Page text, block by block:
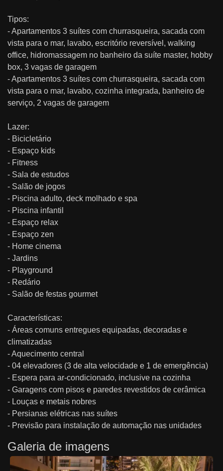
Tipos:
- Apartamentos 3 suítes com churrasqueira, sacada com
vista para o mar, lavabo, escritório reversível, walking
office, hidromassagem no banheiro da suíte master, hobby
box, 3 vagas de garagem
- Apartamentos 3 suítes com churrasqueira, sacada com
vista para o mar, lavabo, cozinha integrada, banheiro de
serviço, 2 vagas de garagem
Lazer:
- Bicicletário
- Espaço kids
- Fitness
- Sala de estudos
- Salão de jogos
- Piscina adulto, deck molhado e spa
- Piscina infantil
- Espaço relax
- Espaço zen
- Home cinema
- Jardins
- Playground
- Redário
- Salão de festas gourmet
Características:
- Áreas comuns entregues equipadas, decoradas e
climatizadas
- Aquecimento central
- 04 elevadores (3 de alta velocidade e 1 de emergência)
- Espera para ar-condicionado, inclusive na cozinha
- Garagens com pisos e paredes revestidos de cerâmica
- Louças e metais nobres
- Persianas elétricas nas suítes
- Previsão para instalação de automação nas unidades
Galeria de imagens